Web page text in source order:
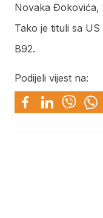
Novaka Đokovića,
Tako je tituli sa
B92.
Podijeli vijest na: